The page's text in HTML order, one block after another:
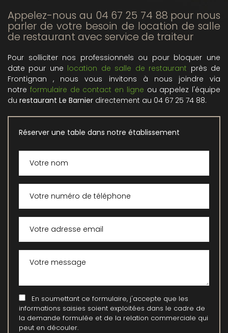
Appelez-nous au 04 67 25 74 88 pour nous
parler de votre besoin de location de salle
de restaurant avec service de traiteur
Pour solliciter nos professionnels ou pour bloquer une
date pour une location de salle de restaurant près de
Frontignan, nous vous invitons à nous joindre via
notre formulaire de contact en ligne ou appelez l'équipe
du restaurant Le Barnier directement au 04 67 25 74 88.
Réserver une table dans notre établissement
En soumettant ce formulaire, j'accepte que les
informations saisies soient exploitées dans le cadre de
la demande formulée et de la relation commerciale qui
peut en découler.